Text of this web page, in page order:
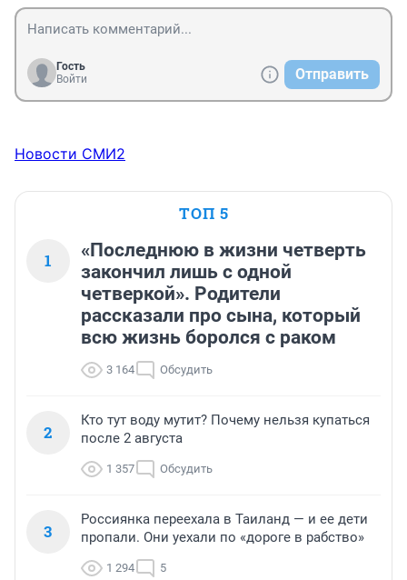
Гость
Войти
Отправить
Новости СМИ2
ТОП 5
1
«Последнюю в жизни четверть
закончил лишь с одной
четверкой». Родители
рассказали про сына, который
всю жизнь боролся с раком
3 164 Обсудить
2
Кто тут воду мутит? Почему нельзя купаться
после 2 августа
1 357 Обсудить
3
Россиянка переехала в Таиланд — и ее дети
пропали. Они уехали по «дороге в рабство»
1 294 5